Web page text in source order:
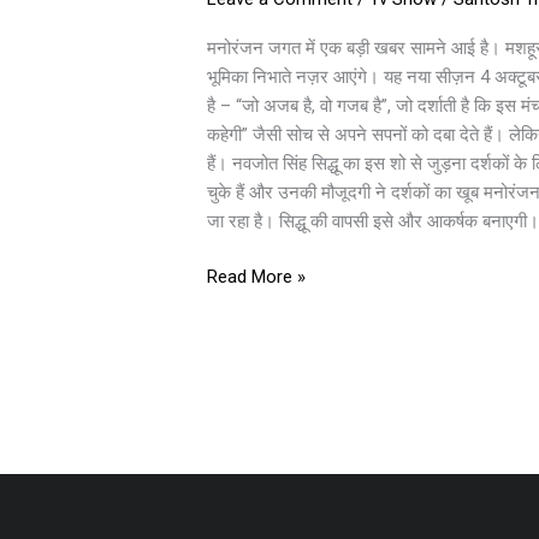
मनोरंजन जगत में एक बड़ी खबर सामने आई है। मशहूर
भूमिका निभाते नज़र आएंगे। यह नया सीज़न 4 अक्टूबर
है – “जो अजब है, वो गजब है”, जो दर्शाती है कि इस
कहेगी” जैसी सोच से अपने सपनों को दबा देते हैं।
हैं। नवजोत सिंह सिद्धू का इस शो से जुड़ना दर्शकों के
चुके हैं और उनकी मौजूदगी ने दर्शकों का खूब मनोरंजन
जा रहा है। सिद्धू की वापसी इसे और आकर्षक
सिंह
सिद्धू
की
धांसू
वापसी,
4
अक्टूबर
से
Read More »